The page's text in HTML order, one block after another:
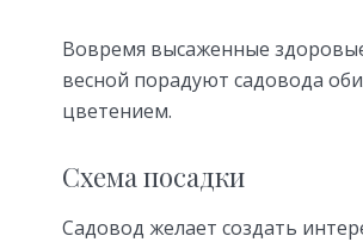
Вовремя высаженные
весной порадуют садовода
цветением.
Схема посадки
Садовод желает создать